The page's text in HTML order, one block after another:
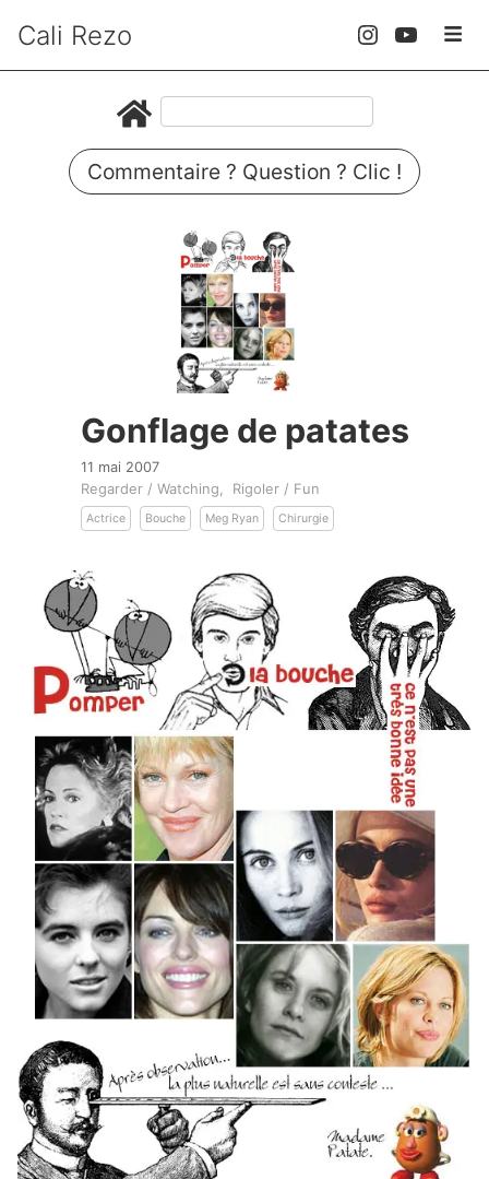
Cali Rezo
Commentaire ? Question ? Clic !
Gonflage de patates
11 mai 2007
Regarder / Watching Rigoler / Fun
Actrice Bouche Meg Ryan Chirurgie